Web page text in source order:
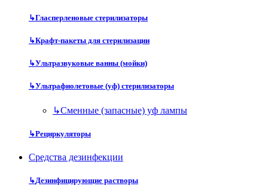
↳Гласперленовые стерилизаторы
↳Крафт-пакеты для стерилизации
↳Ультразвуковые ванны (мойки)
↳Ультрафиолетовые (уф) стерилизаторы
↳Сменные (запасные) уф лампы
↳Рециркуляторы
Средства дезинфекции
↳Дезинфицирующие растворы